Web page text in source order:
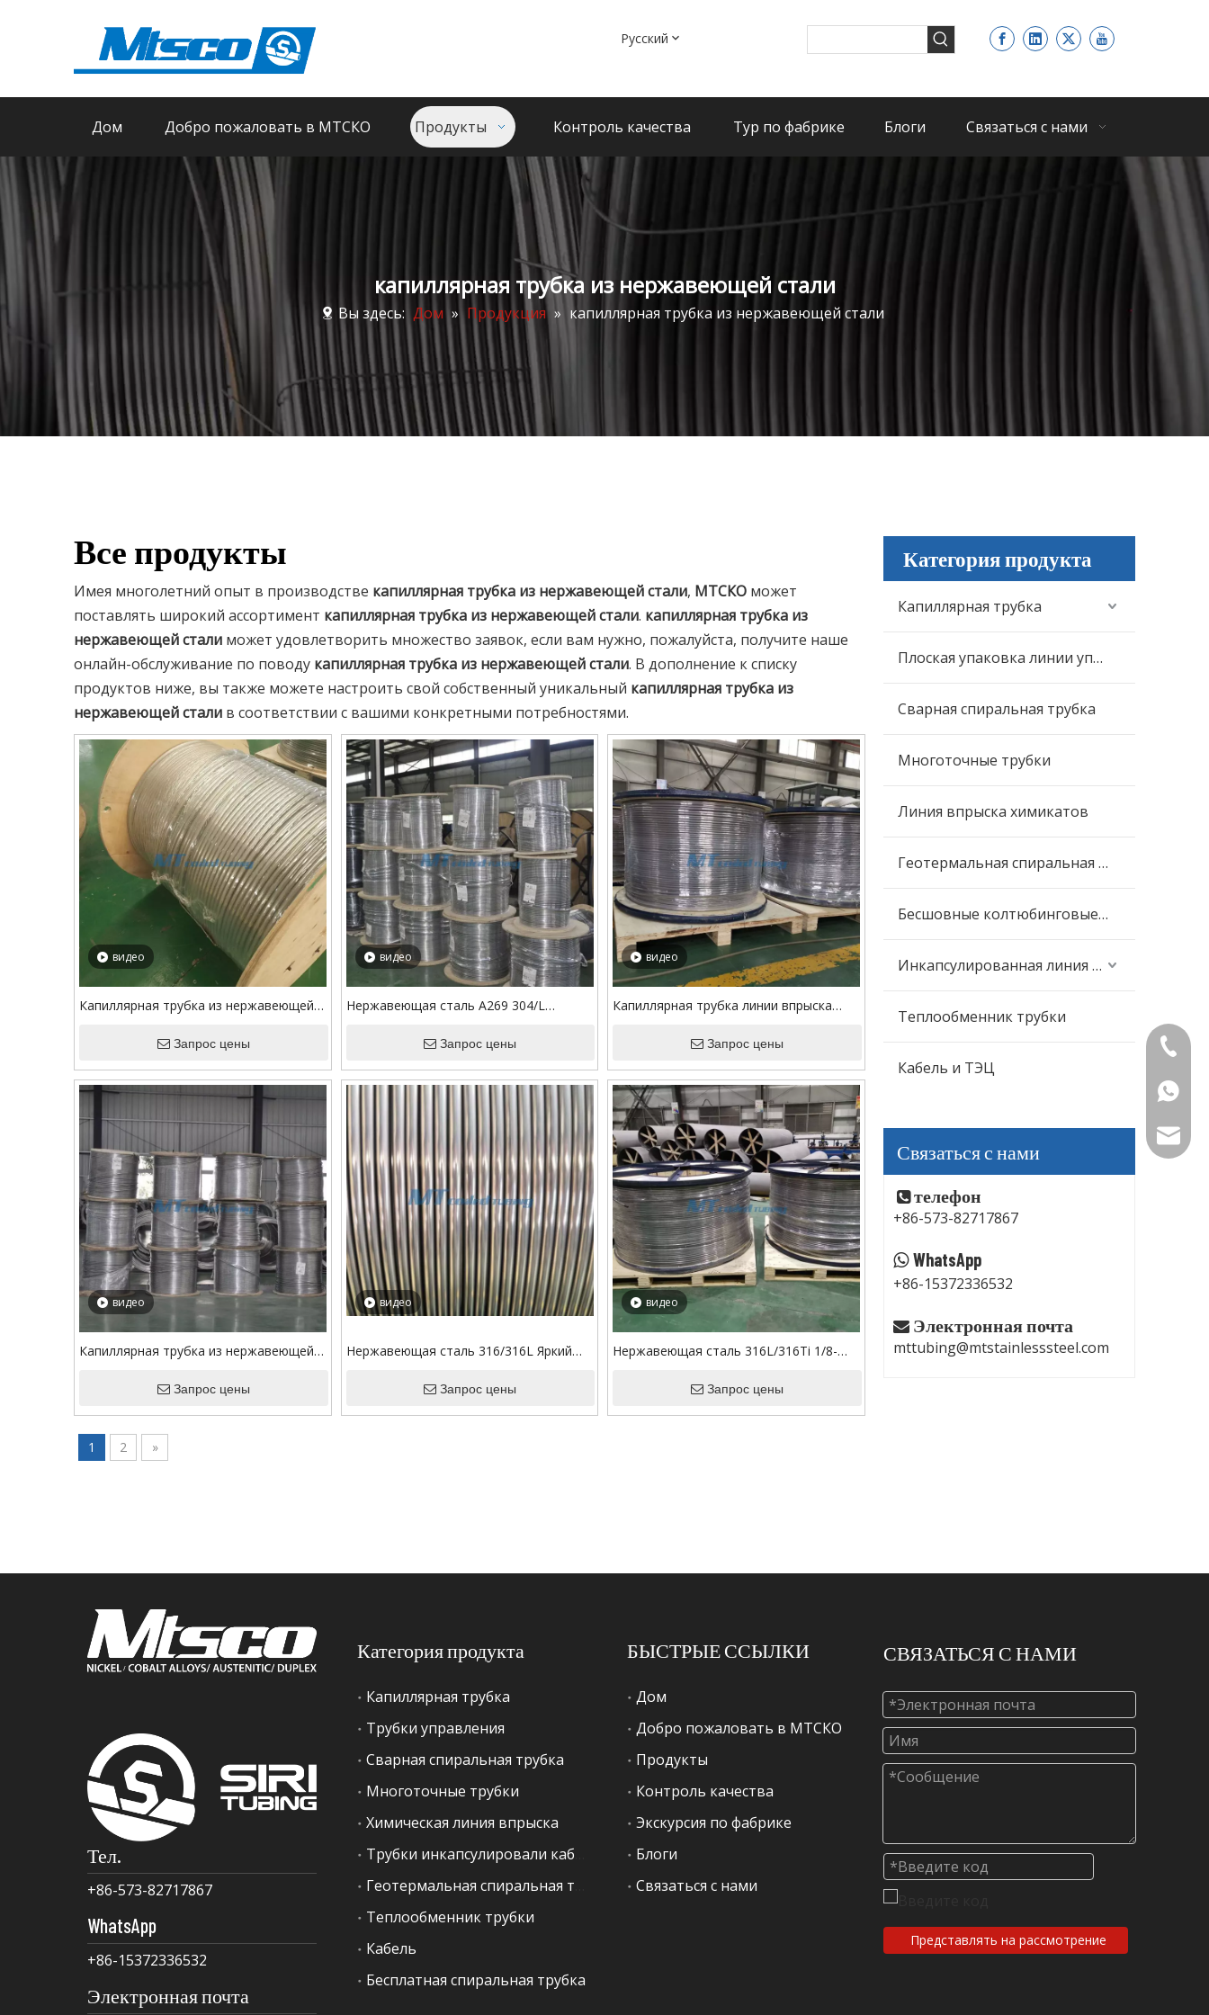
Pусский
Дом Добро пожаловать в МТСКО Продукты Контроль качества Тур по фабрике Блоги Связаться с нами
капиллярная трубка из нержавеющей стали
Вы здесь: Дом » Продукция » капиллярная трубка из нержавеющей стали
Все продукты
Имея многолетний опыт в производстве капиллярная трубка из нержавеющей стали, МТСКО может
поставлять широкий ассортимент капиллярная трубка из нержавеющей стали. капиллярная трубка из
нержавеющей стали может удовлетворить множество заявок, если вам нужно, пожалуйста, получите наше
онлайн-обслуживание по поводу капиллярная трубка из нержавеющей стали. В дополнение к списку
продуктов ниже, вы также можете настроить свой собственный уникальный капиллярная трубка из
нержавеющей стали в соответствии с вашими конкретными потребностями.
видео
Капиллярная трубка из нержавеющей
линии управления скважины
Запрос цены
видео
Нержавеющая сталь A269 304/L
впрыска химикатовЗапрос цены
видео
Капиллярная трубка линии впрыска
нефтепромыслового обслуживания
Запрос цены
видео
Капиллярная трубка из нержавеющей
пуповинных трубокЗапрос цены
видео
Нержавеющая сталь 316/316L Яркий
Запрос цены
видео
Нержавеющая сталь 316L/316Ti 1/8-
для управления поточной линией
Запрос цены
1 2 »
Категория продукта
Капиллярная трубка
Плоская упаковка линии управления
Сварная спиральная трубка
Многоточные трубки
Линия впрыска химикатов
Геотермальная спиральная трубка
Бесшовные колтюбинговые трубы
Инкапсулированная линия управления
Теплообменник трубки
Кабель и ТЭЦ
Связаться с нами
 телефон
+86-573-82717867
 WhatsApp
+86-15372336532
 Электронная почта
mttubing@mtstainlesssteel.com
Тел.
+86-573-82717867
WhatsApp
+86-15372336532
Электронная почта
Категория продукта
Капиллярная трубка
Трубки управления
Сварная спиральная трубка
Многоточные трубки
Химическая линия впрыска
Теплообменник трубки
Кабель
Бесплатная спиральная трубка
БЫСТРЫЕ ССЫЛКИ
Дом
Добро пожаловать в МТСКО
Продукты
Контроль качества
Экскурсия по фабрике
Блоги
Связаться с нами
+86-
+86-
СВЯЗАТЬСЯ С НАМИ
Представлять на рассмотрение